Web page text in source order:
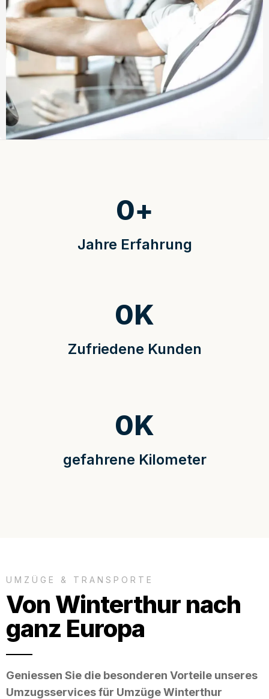
Jahre Erfahrung
0+
Zufriedene Kunden
0K
gefahrene Kilometer
0K
UMZÜGE & TRANSPORTE
Von Winterthur nach
ganz Europa
Geniessen Sie die besonderen Vorteile unseres
Umzugsservices für Umzüge Winterthur